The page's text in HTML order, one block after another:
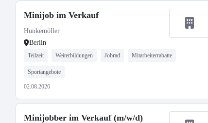
Minijob im Verkauf
Hunkemöller
Berlin
Teilzeit Weiterbildungen Jobrad Mitarbeiterrabatte
Sportangebote
02.08.2026
Minijobber im Verkauf (m/w/d)